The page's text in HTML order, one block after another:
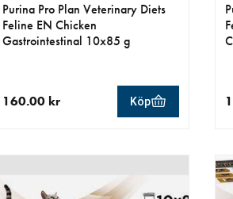
Purina Pro Plan Veterinary Diets
Feline EN Chicken
Gastrointestinal 10x85 g
160.00 kr Köp